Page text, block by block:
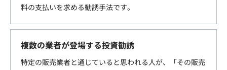
料の支払いを求める勧誘手法です。
複数の業者が登場する投資勧誘
特定の販売業者と通じていると思われる人が、「その販売